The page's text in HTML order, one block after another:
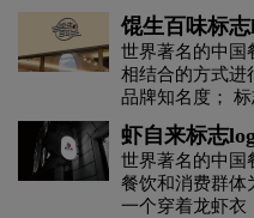
黄色logo设计 黑色logo
酒业logo设计 教育logo
家具logo设计 酒logo设
J字母汉字酒店logo设计
一个美好的家
状，体现了企业
好。 同时，爱
品牌产品的优良
图形，体现中国
幸福美满的寓意
形，体现绿色环
馄生百味标
世界著名的中国
相结合的方式进
品牌知名度；
与中国图案元素
等整体风格和色
概念，突出了健
棕色调和高端风
虾自来标志
世界著名的中国
餐饮和消费群体
一个穿着龙虾衣